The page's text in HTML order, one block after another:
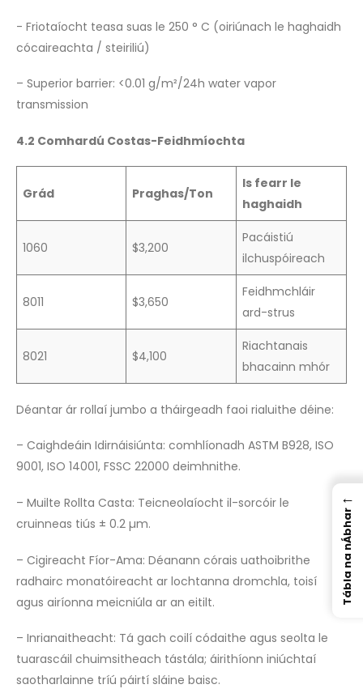
- Friotaíocht teasa suas le 250 ° C (oiriúnach le haghaidh
cócaireachta / steiriliú)
– Superior barrier: <0.01 g/m²/24h water vapor
transmission
4.2 Comhardú Costas-Feidhmíochta
Grád Praghas/Ton
Is fearr le
haghaidh
1060 $3,200
Pacáistiú
ilchuspóireach
8011 $3,650
Feidhmchláir
ard-strus
8021 $4,100
Riachtanais
bhacainn mhór
Déantar ár rollaí jumbo a tháirgeadh faoi rialuithe déine:
– Caighdeáin Idirnáisiúnta: comhlíonadh ASTM B928, ISO
9001, ISO 14001, FSSC 22000 deimhnithe.
– Muilte Rollta Casta: Teicneolaíocht il-sorcóir le
cruinneas tiús ± 0.2 µm.
– Cigireacht Fíor-Ama: Déanann córais uathoibrithe
radhairc monatóireacht ar lochtanna dromchla, toisí
agus airíonna meicniúla ar an eitilt.
– Inrianaitheacht: Tá gach coilí códaithe agus seolta le
tuarascáil chuimsitheach tástála; áirithíonn iniúchtaí
saotharlainne tríú páirtí sláine baisc.
←
Tábla na nÁbhar